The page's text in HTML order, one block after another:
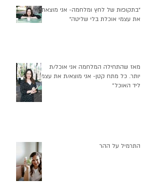
״בתקופות של לחץ ומלחמה- אני מוצאת
את עצמי אוכלת בלי שליטה״
מאז שהתחילה המלחמה אני אוכל/ת
יותר. כל מתח קטן- אני מוצא/ת את עצמי
ליד האוכל״
התרמיל על ההר